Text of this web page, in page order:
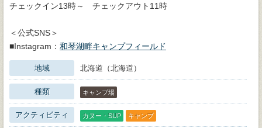
チェックイン13時～ チェックアウト11時
＜公式SNS＞
■Instagram： 和琴湖畔キャンプフィールド
地域 北海道（北海道）
種類 キャンプ場
アクティビティ カヌー・SUP キャンプ